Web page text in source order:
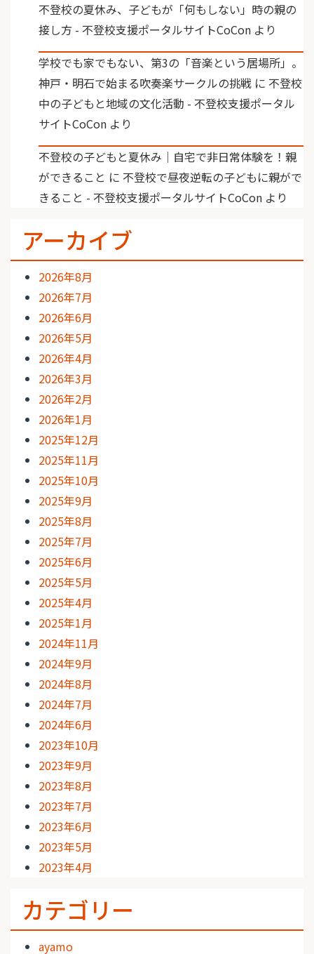
不登校の夏休み、子どもが「何もしない」時の親の
接し方 - 不登校支援ポータルサイトCoCon より
学校でも家でもない、第3の「音楽という居場所」。
神戸・明石で始まる吹奏楽サークルの挑戦 に 不登校
中の子どもと地域の文化活動 - 不登校支援ポータル
サイトCoCon より
不登校の子どもと夏休み｜自宅で非日常体験を！親
ができること に 不登校で昼夜逆転の子どもに親がで
きること - 不登校支援ポータルサイトCoCon より
アーカイブ
2026年8月
2026年7月
2026年6月
2026年5月
2026年4月
2026年3月
2026年2月
2026年1月
2025年12月
2025年11月
2025年10月
2025年9月
2025年8月
2025年7月
2025年6月
2025年5月
2025年4月
2025年1月
2024年11月
2024年9月
2024年8月
2024年7月
2024年6月
2023年10月
2023年9月
2023年8月
2023年7月
2023年6月
2023年5月
2023年4月
カテゴリー
ayamo